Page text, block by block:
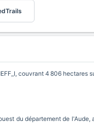
couvrant 4 806 hectares
du département de